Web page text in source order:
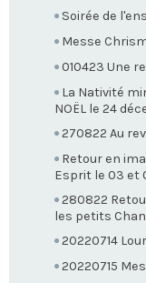
Soirée de
Messe
010423 Une
La Nativité
NOËL le 24
270822 Au
Retour en
Esprit le 03 et
280822
les petits
20220714
20220715